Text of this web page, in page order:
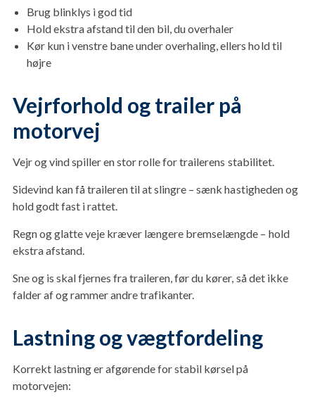
Brug blinklys i god tid
Hold ekstra afstand til den bil, du overhaler
Kør kun i venstre bane under overhaling, ellers hold til
højre
Vejrforhold og trailer på
motorvej
Vejr og vind spiller en stor rolle for trailerens stabilitet.
Sidevind kan få traileren til at slingre – sænk hastigheden og
hold godt fast i rattet.
Regn og glatte veje kræver længere bremselængde – hold
ekstra afstand.
Sne og is skal fjernes fra traileren, før du kører, så det ikke
falder af og rammer andre trafikanter.
Lastning og vægtfordeling
Korrekt lastning er afgørende for stabil kørsel på
motorvejen: